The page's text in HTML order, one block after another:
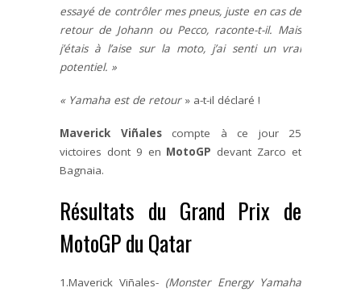
essayé de contrôler mes pneus, juste en cas de
retour de Johann ou Pecco, raconte-t-il. Mais
j’étais à l’aise sur la moto, j’ai senti un vrai
potentiel. »
« Yamaha est de retour » a-t-il déclaré !
Maverick Viñalescompte à ce jour 25
victoires dont 9 en MotoGP devant Zarco et
Bagnaia.
Résultats du Grand Prix de
MotoGP du Qatar
1.Maverick Viñales- (Monster Energy Yamaha